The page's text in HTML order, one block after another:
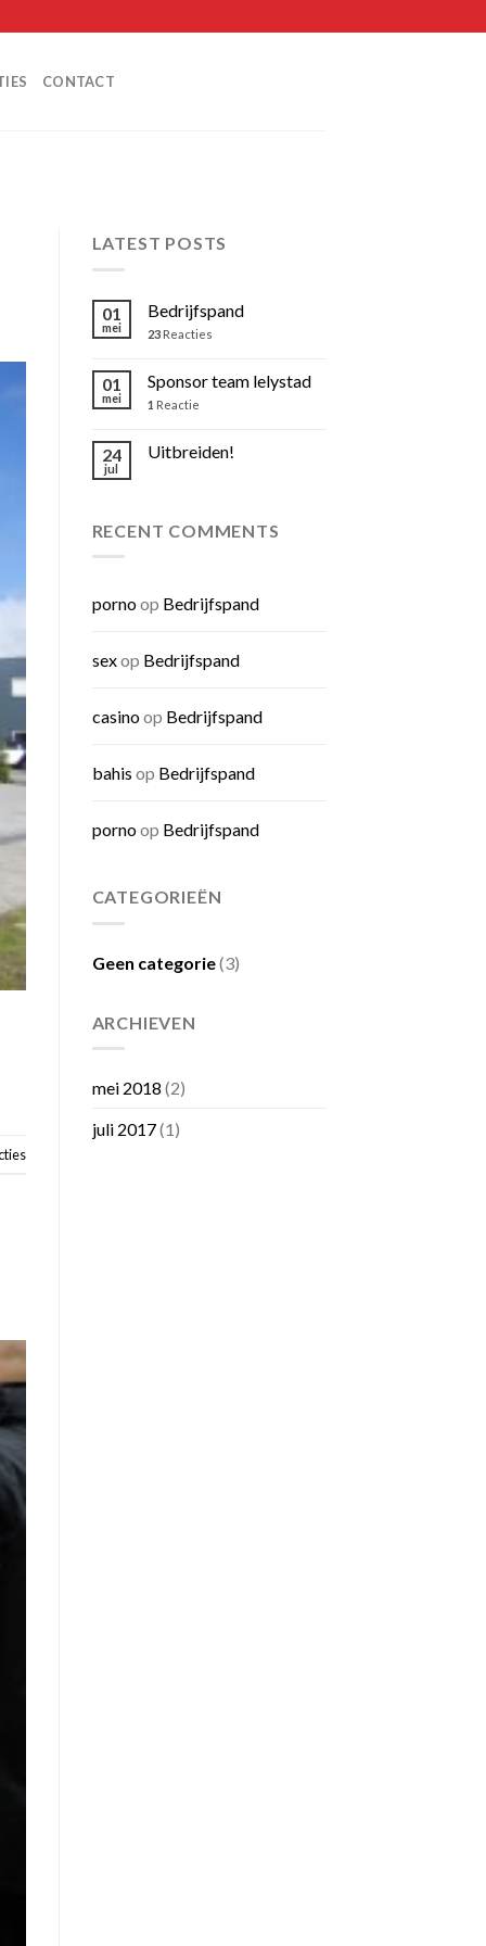
CONTACT
LATEST POSTS
01
mei
Bedrijfspand
23Reacties
01
mei
Sponsor team lelystad
1 Reactie
24
jul
Uitbreiden!
RECENT COMMENTS
pornoop Bedrijfspand
sexop Bedrijfspand
casinoop Bedrijfspand
bahis op Bedrijfspand
pornoop Bedrijfspand
CATEGORIEËN
Geen categorie(3)
ARCHIEVEN
mei 2018 (2)
juli 2017(1)